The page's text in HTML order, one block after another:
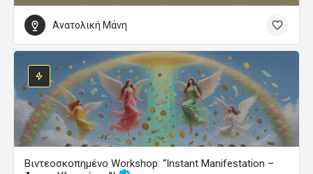
Ανατολική Μάνη
Βιντεοσκοπημένο Workshop: “Instant Manifestation –